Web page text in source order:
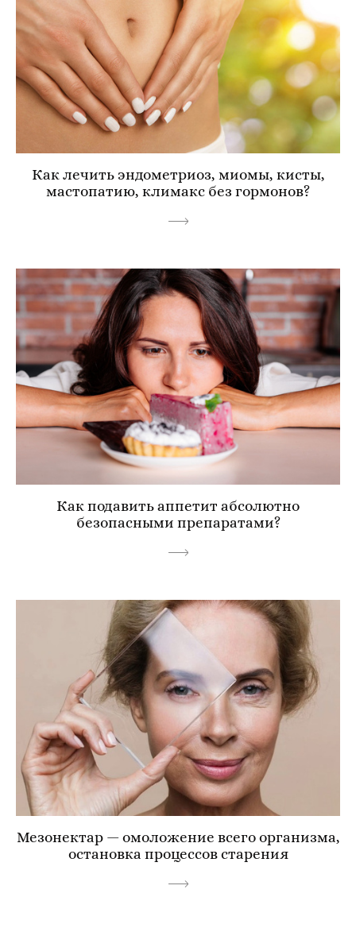
Как лечить эндометриоз, миомы, кисты,
мастопатию, климакс без гормонов?
Как подавить аппетит абсолютно
безопасными препаратами?
Мезонектар — омоложение всего организма,
остановка процессов старения